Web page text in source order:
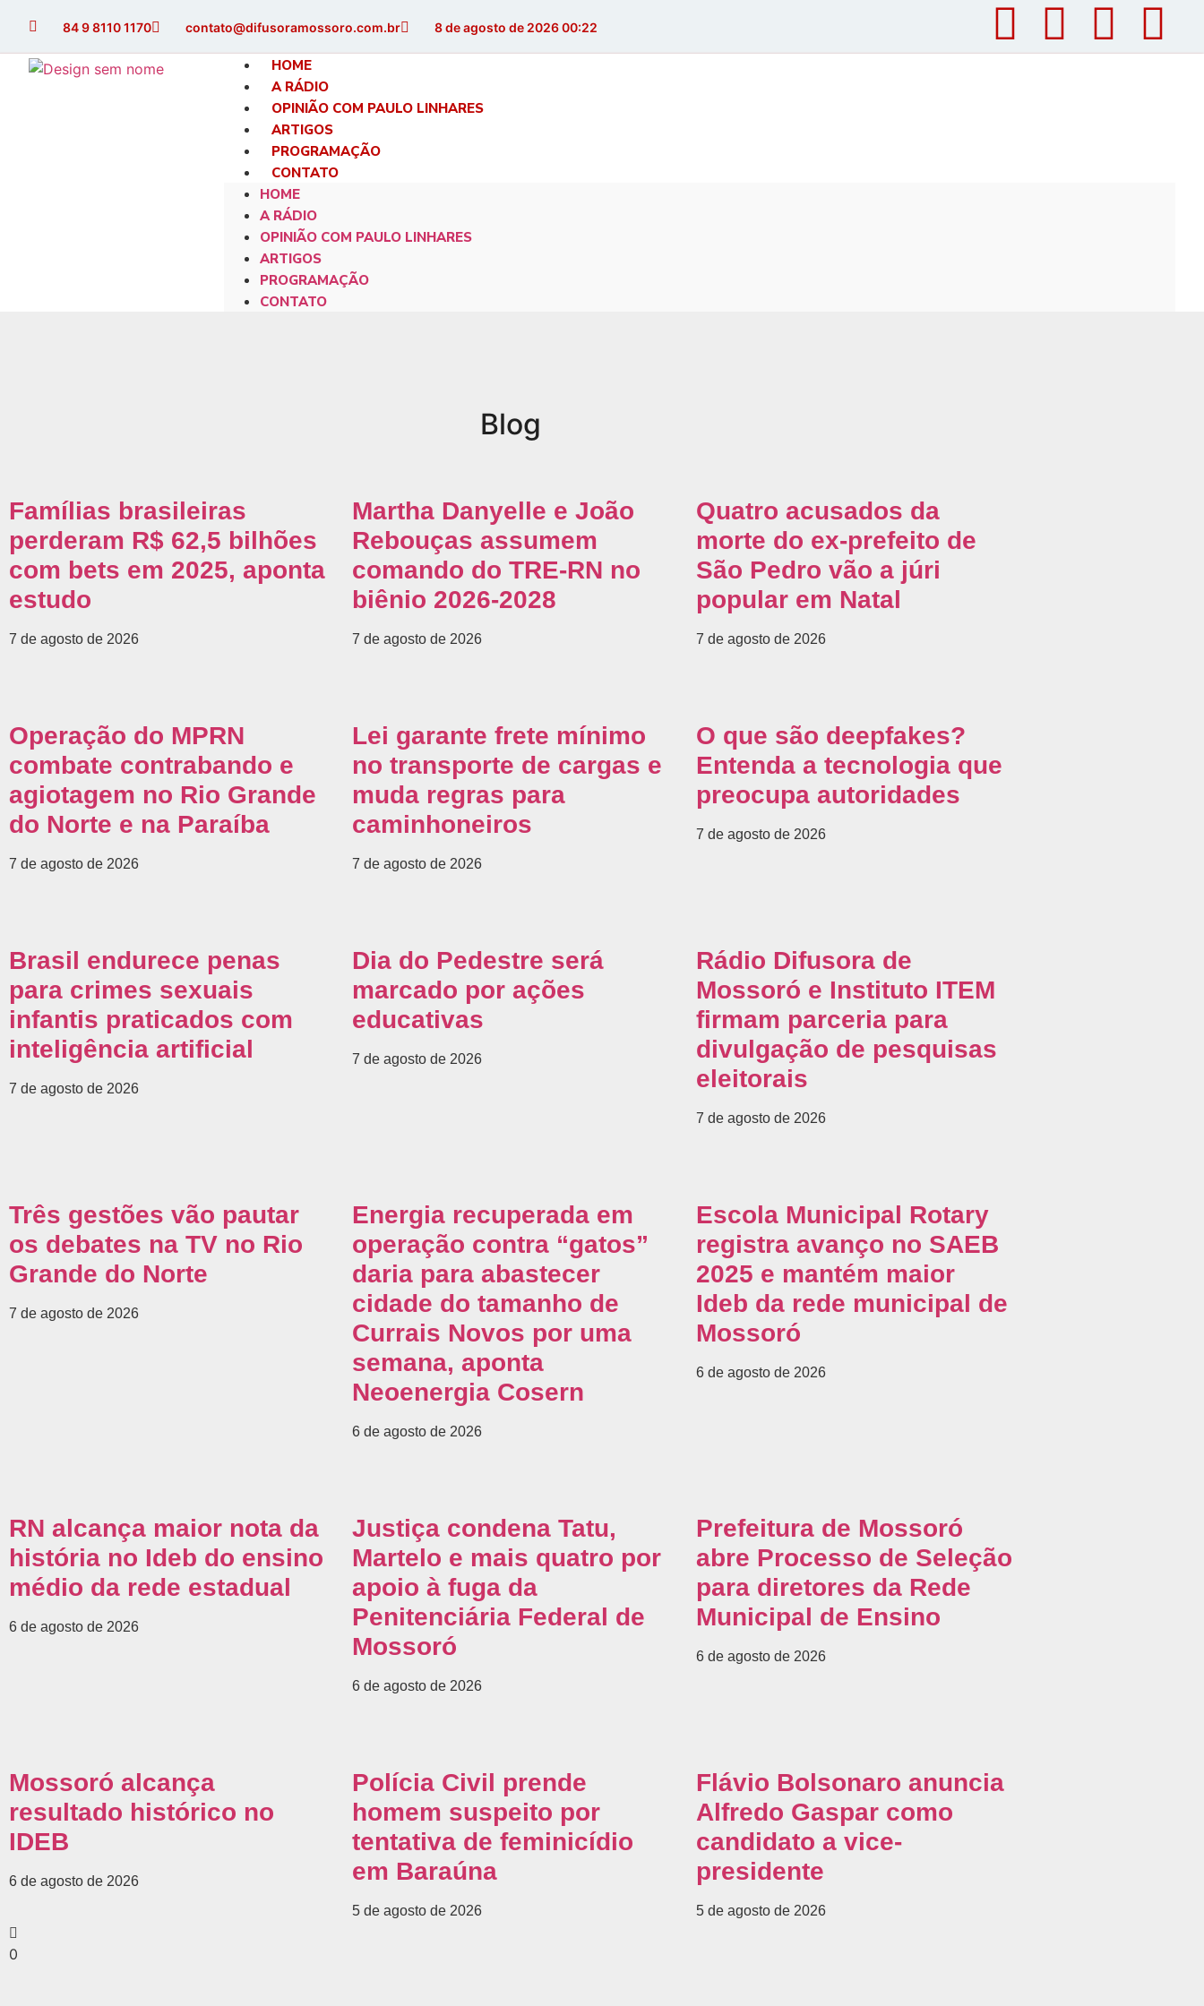
84 9 8110 1170 contato@difusoramossoro.com.br 8 de agosto de 2026 00:22
HOME
A RÁDIO
OPINIÃO COM PAULO LINHARES
ARTIGOS
PROGRAMAÇÃO
CONTATO
HOME
A RÁDIO
OPINIÃO COM PAULO LINHARES
ARTIGOS
PROGRAMAÇÃO
CONTATO
Blog
Famílias brasileiras
perderam R$ 62,5 bilhões
com bets em 2025, aponta
estudo
7 de agosto de 2026
Martha Danyelle e João
Rebouças assumem
comando do TRE-RN no
biênio 2026-2028
7 de agosto de 2026
Quatro acusados da
morte do ex-prefeito de
São Pedro vão a júri
popular em Natal
7 de agosto de 2026
Operação do MPRN
combate contrabando e
agiotagem no Rio Grande
do Norte e na Paraíba
7 de agosto de 2026
Lei garante frete mínimo
no transporte de cargas e
muda regras para
caminhoneiros
7 de agosto de 2026
O que são deepfakes?
Entenda a tecnologia que
preocupa autoridades
7 de agosto de 2026
Brasil endurece penas
para crimes sexuais
infantis praticados com
inteligência artificial
7 de agosto de 2026
Dia do Pedestre será
marcado por ações
educativas
7 de agosto de 2026
Rádio Difusora de
Mossoró e Instituto ITEM
firmam parceria para
divulgação de pesquisas
eleitorais
7 de agosto de 2026
Três gestões vão pautar
os debates na TV no Rio
Grande do Norte
7 de agosto de 2026
Energia recuperada em
operação contra “gatos”
daria para abastecer
cidade do tamanho de
Currais Novos por uma
semana, aponta
Neoenergia Cosern
6 de agosto de 2026
Escola Municipal Rotary
registra avanço no SAEB
2025 e mantém maior
Ideb da rede municipal de
Mossoró
6 de agosto de 2026
RN alcança maior nota da
história no Ideb do ensino
médio da rede estadual
6 de agosto de 2026
Justiça condena Tatu,
Martelo e mais quatro por
apoio à fuga da
Penitenciária Federal de
Mossoró
6 de agosto de 2026
Prefeitura de Mossoró
abre Processo de Seleção
para diretores da Rede
Municipal de Ensino
6 de agosto de 2026
Mossoró alcança
resultado histórico no
IDEB
6 de agosto de 2026
Polícia Civil prende
homem suspeito por
tentativa de feminicídio
em Baraúna
5 de agosto de 2026
Flávio Bolsonaro anuncia
Alfredo Gaspar como
candidato a vice-
presidente
5 de agosto de 2026